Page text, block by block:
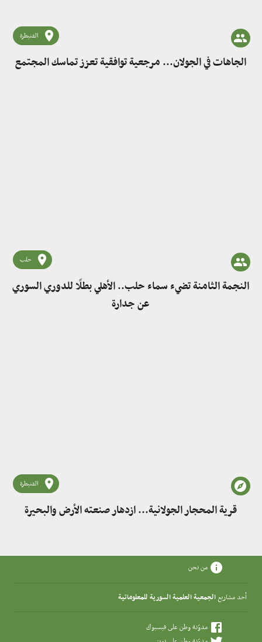
القنيطرة
الجاهات في الجولان... مرجعية توافقية تعزز تماسك المجتمع
حلب
النجمة الثامنة تضيء سماء حلب.. الأهلي بطلًا للدوري السوري
عن جدارة
القنيطرة
قرية المحجار الجولانية... ازدهار صنعته الأرض والبحيرة
من نحن
أحد مشاريع الجمعية العلمية السورية للمعلوماتية
مدوّنة وطن على فيسبوك